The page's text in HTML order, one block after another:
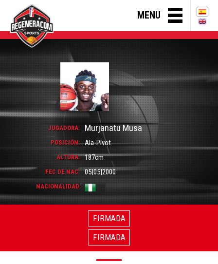
MENU
JUGADORA: Murjanatu Musa
POSICIÓN: Ala-Pívot
ALTURA: 187cm
FEC DE NAC: 05|05|2000
NACIONALIDAD:
FIRMADA
FIRMADA